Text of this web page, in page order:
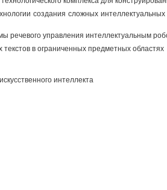
создания сложных
речевого управления интеллектуальным
текстов в ограниченных предметных областях
интеллекта